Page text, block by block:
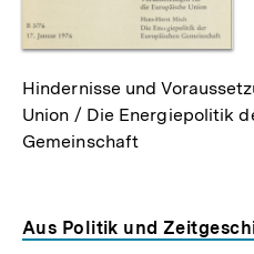
Hindernisse und
Union / Die Energiepolitik
Gemeinschaft
Aus Politik und